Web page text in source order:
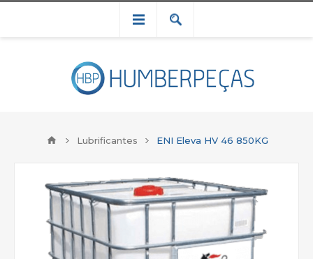
Lubrificantes ENI Eleva HV 46 850KG